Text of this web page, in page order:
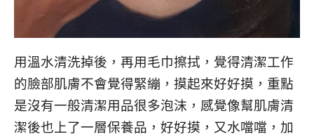
用溫水清洗掉後，再用毛巾擦拭，覺得清潔工作
的臉部肌膚不會覺得緊繃，摸起來好好摸，重點
是沒有一般清潔用品很多泡沫，感覺像幫肌膚清
潔後也上了一層保養品，好好摸，又水噹噹，加